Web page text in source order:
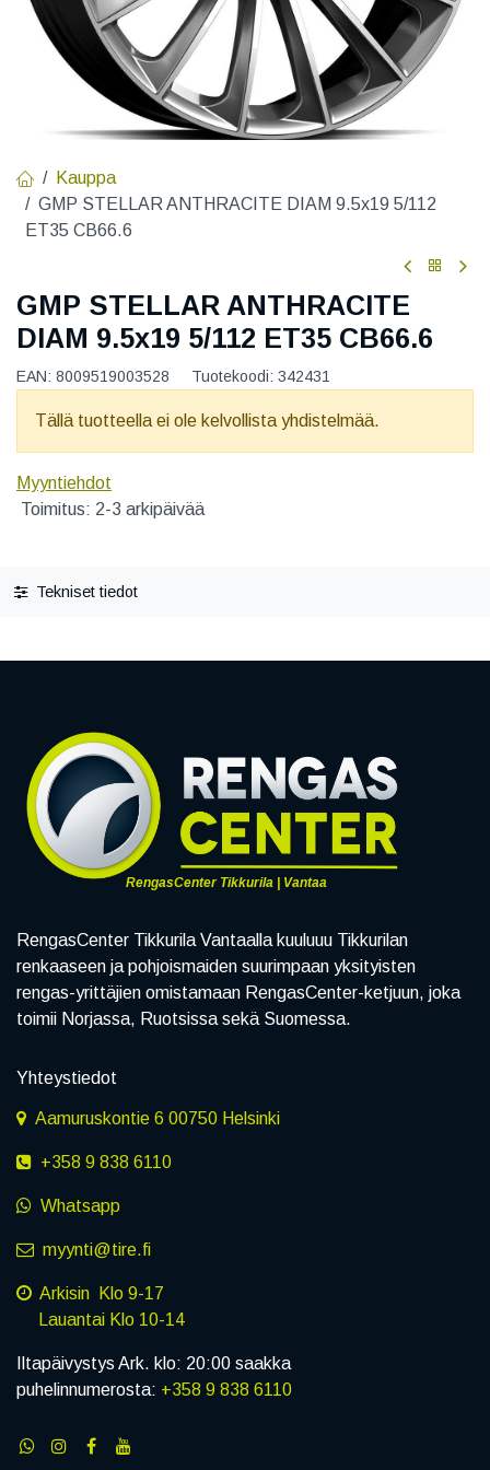
Kauppa
GMP STELLAR ANTHRACITE DIAM 9.5x19 5/112
ET35 CB66.6
GMP STELLAR ANTHRACITE
DIAM 9.5x19 5/112 ET35 CB66.6
EAN: 8009519003528 Tuotekoodi: 342431
Tällä tuotteella ei ole kelvollista yhdistelmää.
Myyntiehdot
Toimitus: 2-3 arkipäivää
Tekniset tiedot
RengasCenter Tikkurila | Vantaa
RengasCenter Tikkurila Vantaalla kuuluuu Tikkurilan
renkaaseen ja pohjoismaiden suurimpaan yksityisten
rengas-yrittäjien omistamaan RengasCenter-ketjuun, joka
toimii Norjassa, Ruotsissa sekä Suomessa.
Yhteystiedot
Aamuruskontie 6 00750 Helsinki
+358 9 838 6110
Whatsapp
myynti@tire.fi
Arkisin Klo 9-17
Lauantai Klo 10-14
Iltapäivystys Ark. klo: 20:00 saakka
puhelinnumerosta: +358 9 838 6110